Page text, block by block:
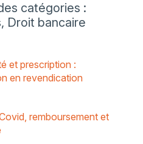
catégories :
Droit bancaire
et prescription :
en revendication
remboursement et